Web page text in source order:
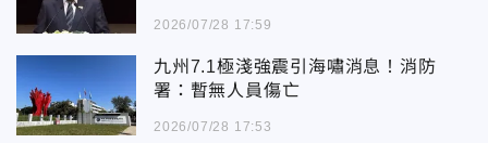
2026/07/28 17:59
九州7.1極淺強震引海嘯消息！消防
署：暫無人員傷亡
2026/07/28 17:53